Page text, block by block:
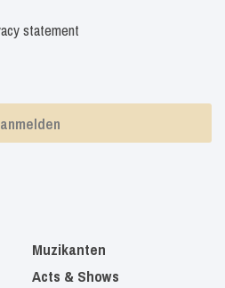
statement
Muzikanten
Acts & Shows